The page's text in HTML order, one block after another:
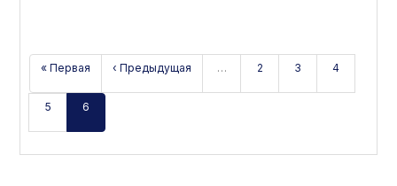
« Первая ‹ Предыдущая … 2 3 4
5 6